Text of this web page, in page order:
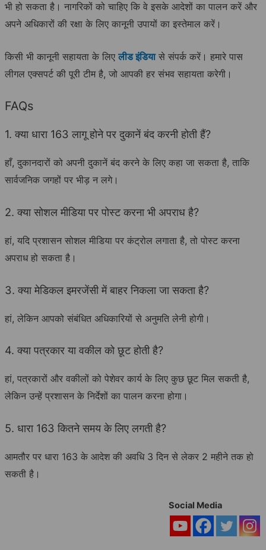
भी हो सकता है। नागरिकों को चाहिए कि वे इसके आदेशों का पालन करें और
अपने अधिकारों की रक्षा के लिए कानूनी उपायों का इस्तेमाल करें।
किसी भी कानूनी सहायता के लिएलीड इंडियासे संपर्क करें। हमारे पास
लीगल एक्सपर्ट की पूरी टीम है, जो आपकी हर संभव सहायता करेगी।
FAQs
1. क्या धारा 163 लागू होने पर दुकानें बंद करनी होती हैं?
हाँ, दुकानदारों को अपनी दुकानें बंद करने के लिए कहा जा सकता है, ताकि
सार्वजनिक जगहों पर भीड़ न लगे।
2. क्या सोशल मीडिया पर पोस्ट करना भी अपराध है?
हां, यदि प्रशासन सोशल मीडिया पर कंट्रोल लगाता है, तो पोस्ट करना
अपराध हो सकता है।
3. क्या मेडिकल इमरजेंसी में बाहर निकला जा सकता है?
हां, लेकिन आपको संबंधित अधिकारियों से अनुमति लेनी होगी।
4. क्या पत्रकार या वकील को छूट होती है?
हां, पत्रकारों और वकीलों को पेशेवर कार्य के लिए कुछ छूट मिल सकती है,
लेकिन उन्हें प्रशासन के निर्देशों का पालन करना होगा।
5. धारा 163 कितने समय के लिए लगती है?
आमतौर पर धारा 163 के आदेश की अवधि 3 दिन से लेकर 2 महीने तक हो
सकती है।
Social Media